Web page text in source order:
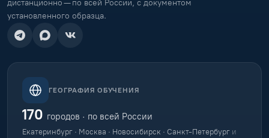
дистанционно — по всей России, с документом
установленного образца.
ГЕОГРАФИЯ ОБУЧЕНИЯ
170 городов · по всей России
Екатеринбург · Москва · Новосибирск · Санкт-Петербург и